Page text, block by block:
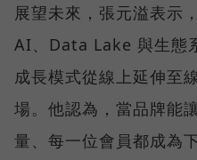
展望未來，張元溢表示
AI、Data Lake 與生態
成長模式從線上延伸至
場。他認為，當品牌能
量、每一位會員都成為